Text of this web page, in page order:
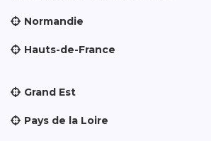
Normandie
Hauts-de-France
Grand Est
Pays de la Loire